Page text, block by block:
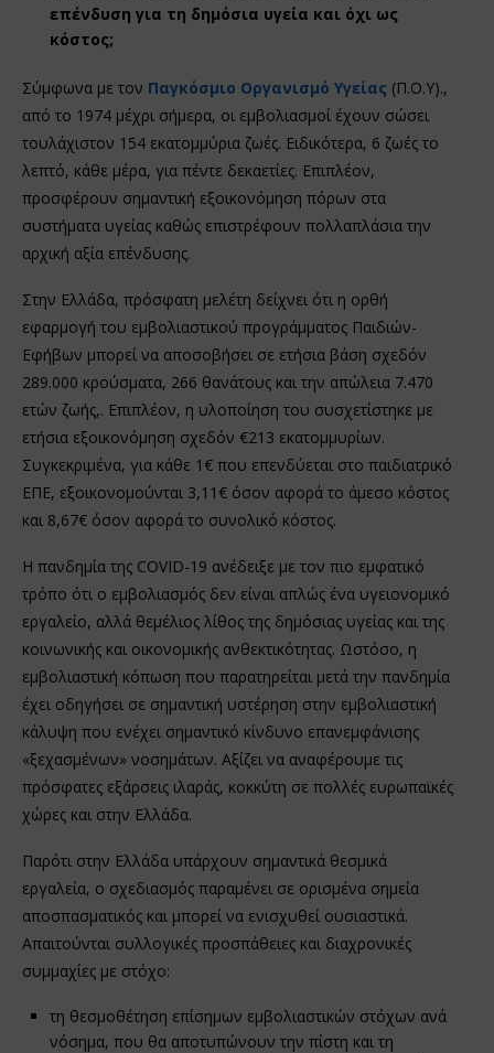
επένδυση για τη δημόσια υγεία και όχι ως
κόστος;
Σύμφωνα με τον Παγκόσμιο Οργανισμό Υγείας (Π.Ο.Υ).,
από το 1974 μέχρι σήμερα, οι εμβολιασμοί έχουν σώσει
τουλάχιστον 154 εκατομμύρια ζωές. Ειδικότερα, 6 ζωές το
λεπτό, κάθε μέρα, για πέντε δεκαετίες. Επιπλέον,
προσφέρουν σημαντική εξοικονόμηση πόρων στα
συστήματα υγείας καθώς επιστρέφουν πολλαπλάσια την
αρχική αξία επένδυσης.
Στην Ελλάδα, πρόσφατη μελέτη δείχνει ότι η ορθή
εφαρμογή του εμβολιαστικού προγράμματος Παιδιών-
Εφήβων μπορεί να αποσοβήσει σε ετήσια βάση σχεδόν
289.000 κρούσματα, 266 θανάτους και την απώλεια 7.470
ετών ζωής,. Επιπλέον, η υλοποίηση του συσχετίστηκε με
ετήσια εξοικονόμηση σχεδόν €213 εκατομμυρίων.
Συγκεκριμένα, για κάθε 1€ που επενδύεται στο παιδιατρικό
ΕΠΕ, εξοικονομούνται 3,11€ όσον αφορά το άμεσο κόστος
και 8,67€ όσον αφορά το συνολικό κόστος.
Η πανδημία της COVID-19 ανέδειξε με τον πιο εμφατικό
τρόπο ότι ο εμβολιασμός δεν είναι απλώς ένα υγειονομικό
εργαλείο, αλλά θεμέλιος λίθος της δημόσιας υγείας και της
κοινωνικής και οικονομικής ανθεκτικότητας. Ωστόσο, η
εμβολιαστική κόπωση που παρατηρείται μετά την πανδημία
έχει οδηγήσει σε σημαντική υστέρηση στην εμβολιαστική
κάλυψη που ενέχει σημαντικό κίνδυνο επανεμφάνισης
«ξεχασμένων» νοσημάτων. Αξίζει να αναφέρουμε τις
πρόσφατες εξάρσεις ιλαράς, κοκκύτη σε πολλές ευρωπαϊκές
χώρες και στην Ελλάδα.
Παρότι στην Ελλάδα υπάρχουν σημαντικά θεσμικά
εργαλεία, ο σχεδιασμός παραμένει σε ορισμένα σημεία
αποσπασματικός και μπορεί να ενισχυθεί ουσιαστικά.
Απαιτούνται συλλογικές προσπάθειες και διαχρονικές
συμμαχίες με στόχο:
τη θεσμοθέτηση επίσημων εμβολιαστικών στόχων ανά
νόσημα, που θα αποτυπώνουν την πίστη και τη